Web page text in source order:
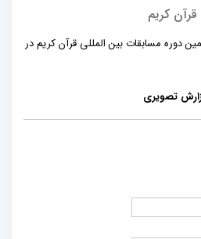
کریم
دوره مسابقات بین المللی قرآن کریم در
تصویری